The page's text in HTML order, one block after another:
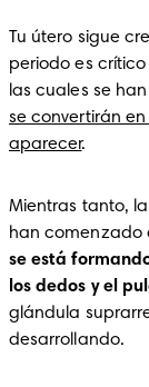
Tu útero sigue
periodo es
las cuales se
se convertirán
aparecer.
Mientras tanto,
han comenzado
se está
los dedos y el
glándula
desarrollando.